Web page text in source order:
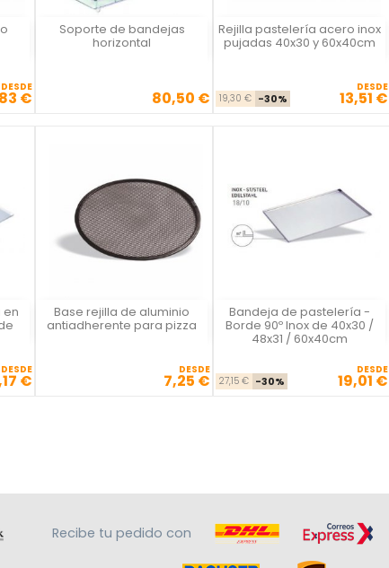
DESDE
€
Soporte de bandejas
horizontal
Precio80,50 €
Vista rápida Rejilla pastelería acero inox
pujadas 40x30 y 60x40cm
Precio base
19,30 € -30% Precio
DESDE
13,51 €

Vista rápida
en
DESDE
€
 Base rejilla de aluminio
antiadherente para pizza
Precio
DESDE
7,25 €

Vista rápida Bandeja de pastelería -
Borde 90º Inox de 40x30 /
48x31 / 60x40cm
Precio base
27,15 € -30% Precio
DESDE
19,01 €

Vista rápida
Recibe tu pedido con